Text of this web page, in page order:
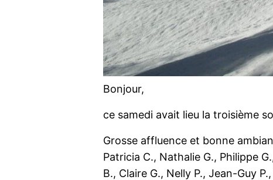
Bonjour,
ce samedi avait lieu la troisième
Grosse affluence et bonne
Patricia C., Nathalie G., Philippe
B., Claire G., Nelly P., Jean-Guy